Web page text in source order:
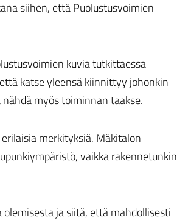
siihen, että Puolustusvoimien
kuvia tutkittaessa
katse yleensä kiinnittyy johonkin
myös toiminnan taakse.
merkityksiä. Mäkitalon
vaikka rakennetunkin
ja siitä, että mahdollisesti